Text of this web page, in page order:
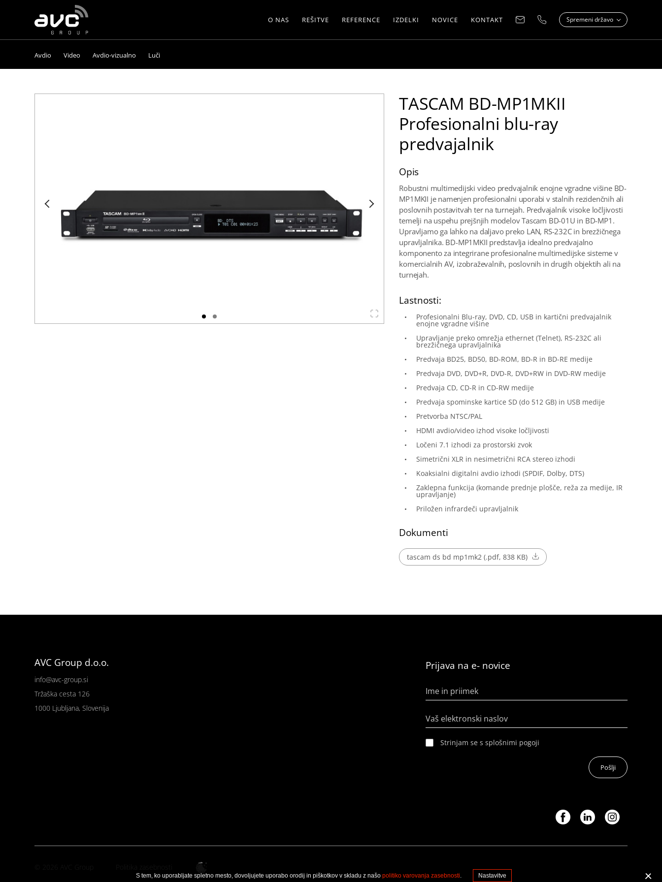
S tem, ko uporabljate spletno mesto, dovoljujete uporabo orodij in piškotkov v skladu z našo politiko varovanja zasebnosti. Nastavitve
AVC
Group
O NAS REŠITVE REFERENCE IZDELKI NOVICE KONTAKT Spremeni državo
Avdio Video Avdio-vizualno Luči
TASCAM BD-MP1MKII
Profesionalni blu-ray
predvajalnik
Opis
Robustni multimedijski video predvajalnik enojne vgradne višine BD-
MP1MKII je namenjen profesionalni uporabi v stalnih rezidenčnih ali
poslovnih postavitvah ter na turnejah. Predvajalnik visoke ločljivosti
temelji na uspehu prejšnjih modelov Tascam BD-01U in BD-MP1.
Upravljamo ga lahko na daljavo preko LAN, RS-232C in brezžičnega
upravljalnika. BD-MP1MKII predstavlja idealno predvajalno
komponento za integrirane profesionalne multimedijske sisteme v
komercialnih AV, izobraževalnih, poslovnih in drugih objektih ali na
turnejah.
Lastnosti:
Profesionalni Blu-ray, DVD, CD, USB in kartični predvajalnik
enojne vgradne višine
Upravljanje preko omrežja ethernet (Telnet), RS-232C ali
brezžičnega upravljalnika
Predvaja BD25, BD50, BD-ROM, BD-R in BD-RE medije
Predvaja DVD, DVD+R, DVD-R, DVD+RW in DVD-RW medije
Predvaja CD, CD-R in CD-RW medije
Predvaja spominske kartice SD (do 512 GB) in USB medije
Pretvorba NTSC/PAL
HDMI avdio/video izhod visoke ločljivosti
Ločeni 7.1 izhodi za prostorski zvok
Simetrični XLR in nesimetrični RCA stereo izhodi
Koaksialni digitalni avdio izhodi (SPDIF, Dolby, DTS)
Zaklepna funkcija (komande prednje plošče, reža za medije, IR
upravljanje)
Priložen infrardeči upravljalnik
Dokumenti
tascam ds bd mp1mk2 (.pdf, 838 KB)
AVC Group d.o.o.
info@avc-group.si
Tržaška cesta 126
1000 Ljubljana, Slovenija
Prijava na e- novice
Ime in priimek
Vaš elektronski naslov
Strinjam se s splošnimi pogoji
Pošlji